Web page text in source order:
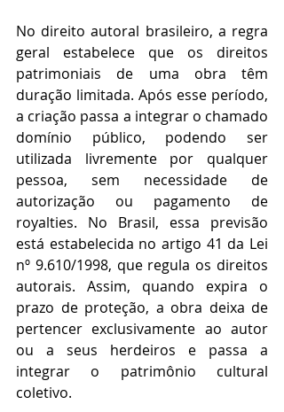
No direito autoral brasileiro, a regra
geral estabelece que os direitos
patrimoniais de uma obra têm
duração limitada. Após esse período,
a criação passa a integrar o chamado
domínio público, podendo ser
utilizada livremente por qualquer
pessoa, sem necessidade de
autorização ou pagamento de
royalties. No Brasil, essa previsão
está estabelecida no artigo 41 da Lei
nº 9.610/1998, que regula os direitos
autorais. Assim, quando expira o
prazo de proteção, a obra deixa de
pertencer exclusivamente ao autor
ou a seus herdeiros e passa a
integrar o patrimônio cultural
coletivo.